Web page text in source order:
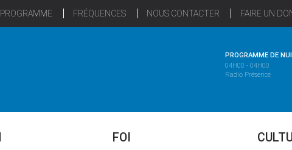
PROGRAMME FRÉQUENCES NOUS CONTACTER FAIRE UN
PROGRAMME DE
04H00 - 04H00
Radio Présence
FOI